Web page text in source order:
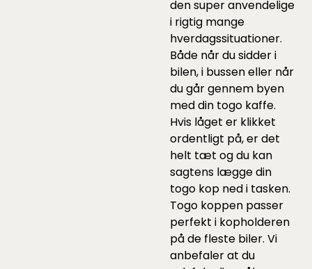
den super anvendelige
i rigtig mange
hverdagssituationer.
Både når du sidder i
bilen, i bussen eller når
du går gennem byen
med din togo kaffe.
Hvis låget er klikket
ordentligt på, er det
helt tæt og du kan
sagtens lægge din
togo kop ned i tasken.
Togo koppen passer
perfekt i kopholderen
på de fleste biler. Vi
anbefaler at du